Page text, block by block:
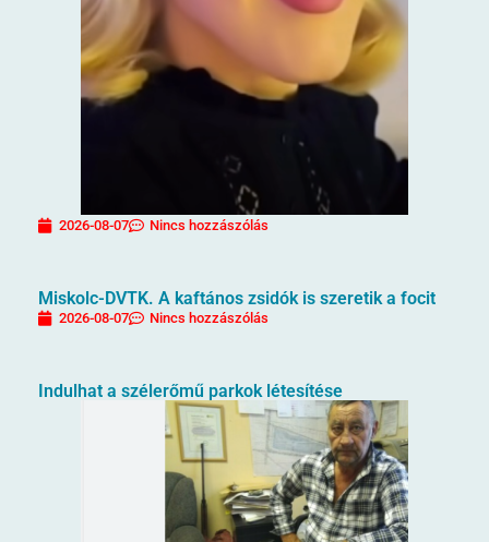
2026-08-07 Nincs hozzászólás
Miskolc-DVTK. A kaftános zsidók is szeretik a focit
2026-08-07 Nincs hozzászólás
Indulhat a szélerőmű parkok létesítése